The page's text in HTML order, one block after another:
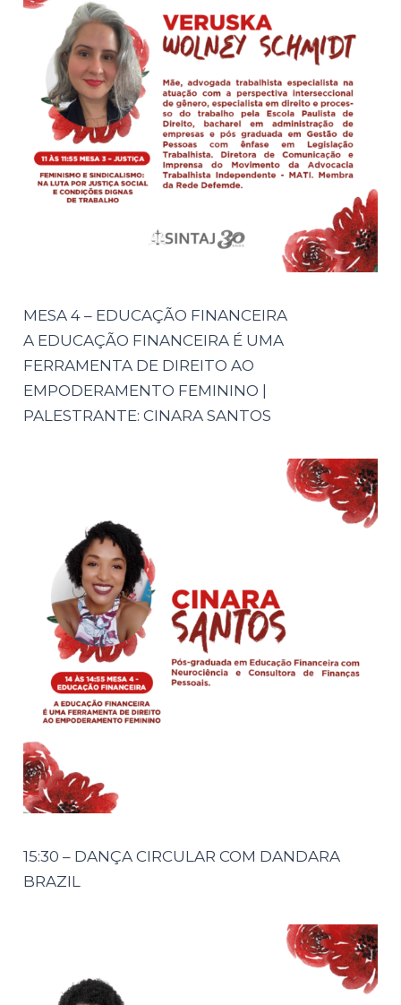
MESA 4 – EDUCAÇÃO FINANCEIRA
A EDUCAÇÃO FINANCEIRA É UMA
FERRAMENTA DE DIREITO AO
EMPODERAMENTO FEMININO |
PALESTRANTE: CINARA SANTOS
15:30 – DANÇA CIRCULAR COM DANDARA
BRAZIL